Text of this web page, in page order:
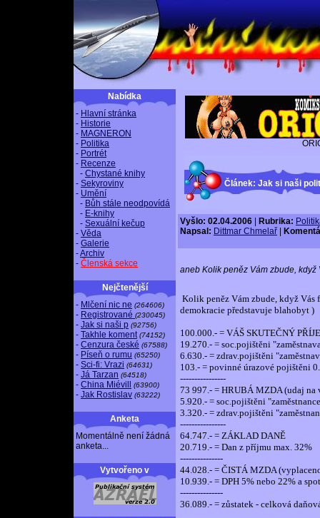
Nabídka
- Hlavní stránka
- Historie
- MAGNERON
- Politika
- Portrét
- Recenze
- Chystané knihy
- Sekyroviny
- Umění
- Bůh stále neodpovídá
- E-knihy
- Sexuální kečup
- Věda
- Galerie
-Archiv
- Členská sekce
Nejčtenější
- Mlčení nic ne (264606)
- Registrované (230045)
- Jak si naši p (92756)
- Takhle koment (74152)
- Cenzura české (67588)
- Píseň o rumu (65250)
- Sci-fi: Vrazi (64631)
- Já Tarzan (64518)
- China Miévill (63900)
- Jak Rostislav (63222)
Anketa
Momentálně není žádná
anketa...
Vytvořeno v
Článek: Jak si naši
Vyšlo: 02.04.2006 Rubrika:
Napsal: Dittmar Chmelař
aneb Kolik peněz Vám zbude,
Kolik peněz Vám zbude, když Vás
demokracie představuje blahobyt )
100.000.- = VÁŠ SKUTEČNÝ
19.270.- = soc.pojištěni
6.630.- = zdrav.pojištěni
103.- = povinné úrazové pojištěni
----------------
73 997.- = HRUBÁ MZDA (udaj na
5.920.- = soc.pojištěni
3.320.- = zdrav.pojištěni
----------------
64.747.- = ZÁKLAD DANĚ
20.719.- = Dan z příjmu max. 32%
---------------
44.028.- = ČISTÁ MZDA
10.939.- = DPH 5% nebo 22% a
---------------
36.089.- = zůstatek - celková